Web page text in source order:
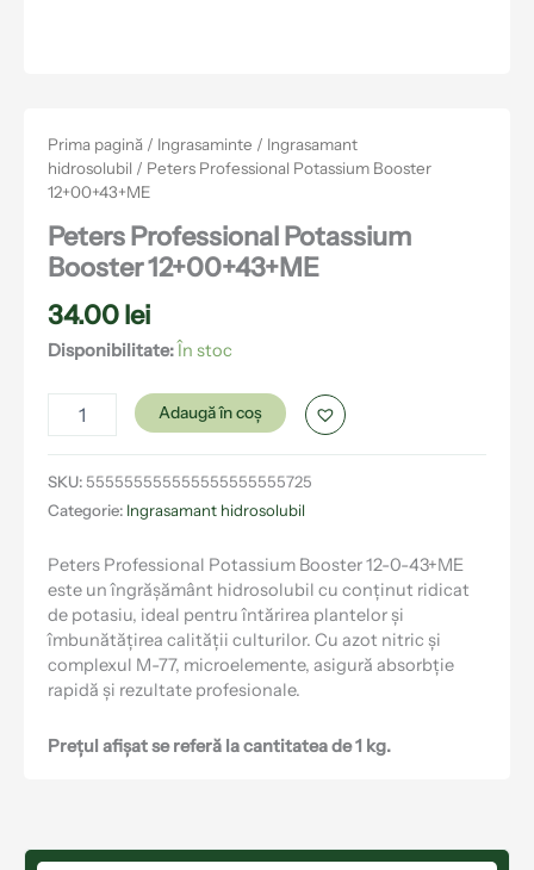
Prima pagină / Ingrasaminte / Ingrasamant
hidrosolubil / Peters Professional Potassium Booster
12+00+43+ME
Peters Professional Potassium
Booster 12+00+43+ME
34.00lei
Peters Professional Potassium Booster 12-0-43+ME
este un îngrășământ hidrosolubil cu conținut ridicat
de potasiu, ideal pentru întărirea plantelor și
îmbunătățirea calității culturilor. Cu azot nitric și
complexul M-77, microelemente, asigură absorbție
rapidă și rezultate profesionale.
Prețul afișat se referă la cantitatea de 1 kg.
Disponibilitate:În stoc
Adaugă în coș
SKU:555555555555555555555725
Categorie: Ingrasamant hidrosolubil